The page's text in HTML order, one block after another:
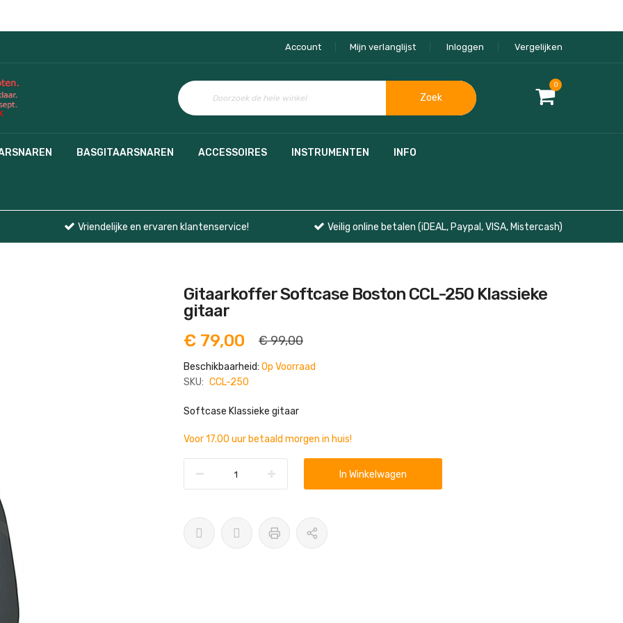
Account Mijn verlanglijst Inloggen Vergelijken
0
Zoek
BASGITAARSNAREN ACCESSOIRES INSTRUMENTEN INFO
Vriendelijke en ervaren klantenservice! Veilig online betalen (iDEAL, Paypal, VISA, Mistercash)
Gitaarkoffer Softcase Boston CCL-250 Klassieke
gitaar
€ 79,00
€ 99,00
Beschikbaarheid: Op Voorraad
SKU: CCL-250
Softcase Klassieke gitaar
Voor 17.00 uur betaald morgen in huis!
In Winkelwagen